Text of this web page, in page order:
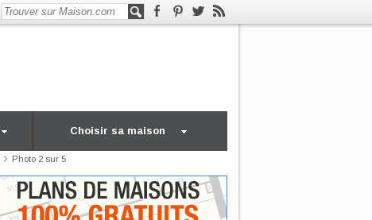
Choisir sa maison
Photo 2 sur 5